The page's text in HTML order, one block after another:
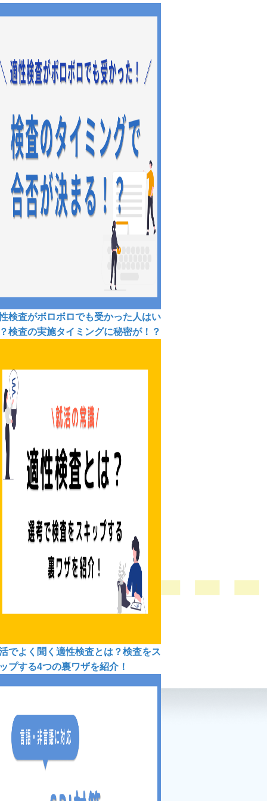
検査がボロボロでも受かった人はい
検査の実施タイミングに秘密が！？
でよく聞く適性検査とは？検査をス
プする4つの裏ワザを紹介！